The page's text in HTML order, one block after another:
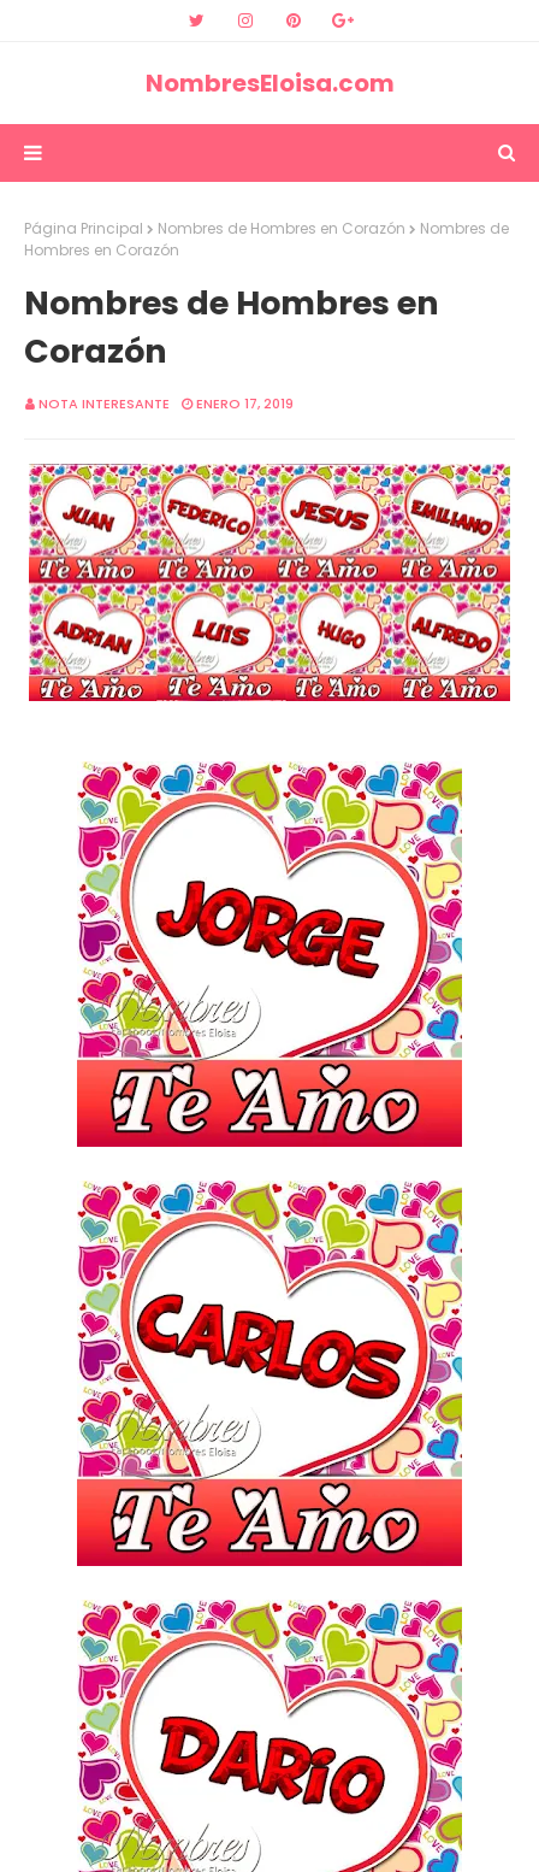
NombresEloisa.com
Página Principal Nombres de Hombres en Corazón
Nombres de
Hombres en Corazón
Nombres de Hombres en
Corazón
NOTA INTERESANTE ENERO 17, 2019